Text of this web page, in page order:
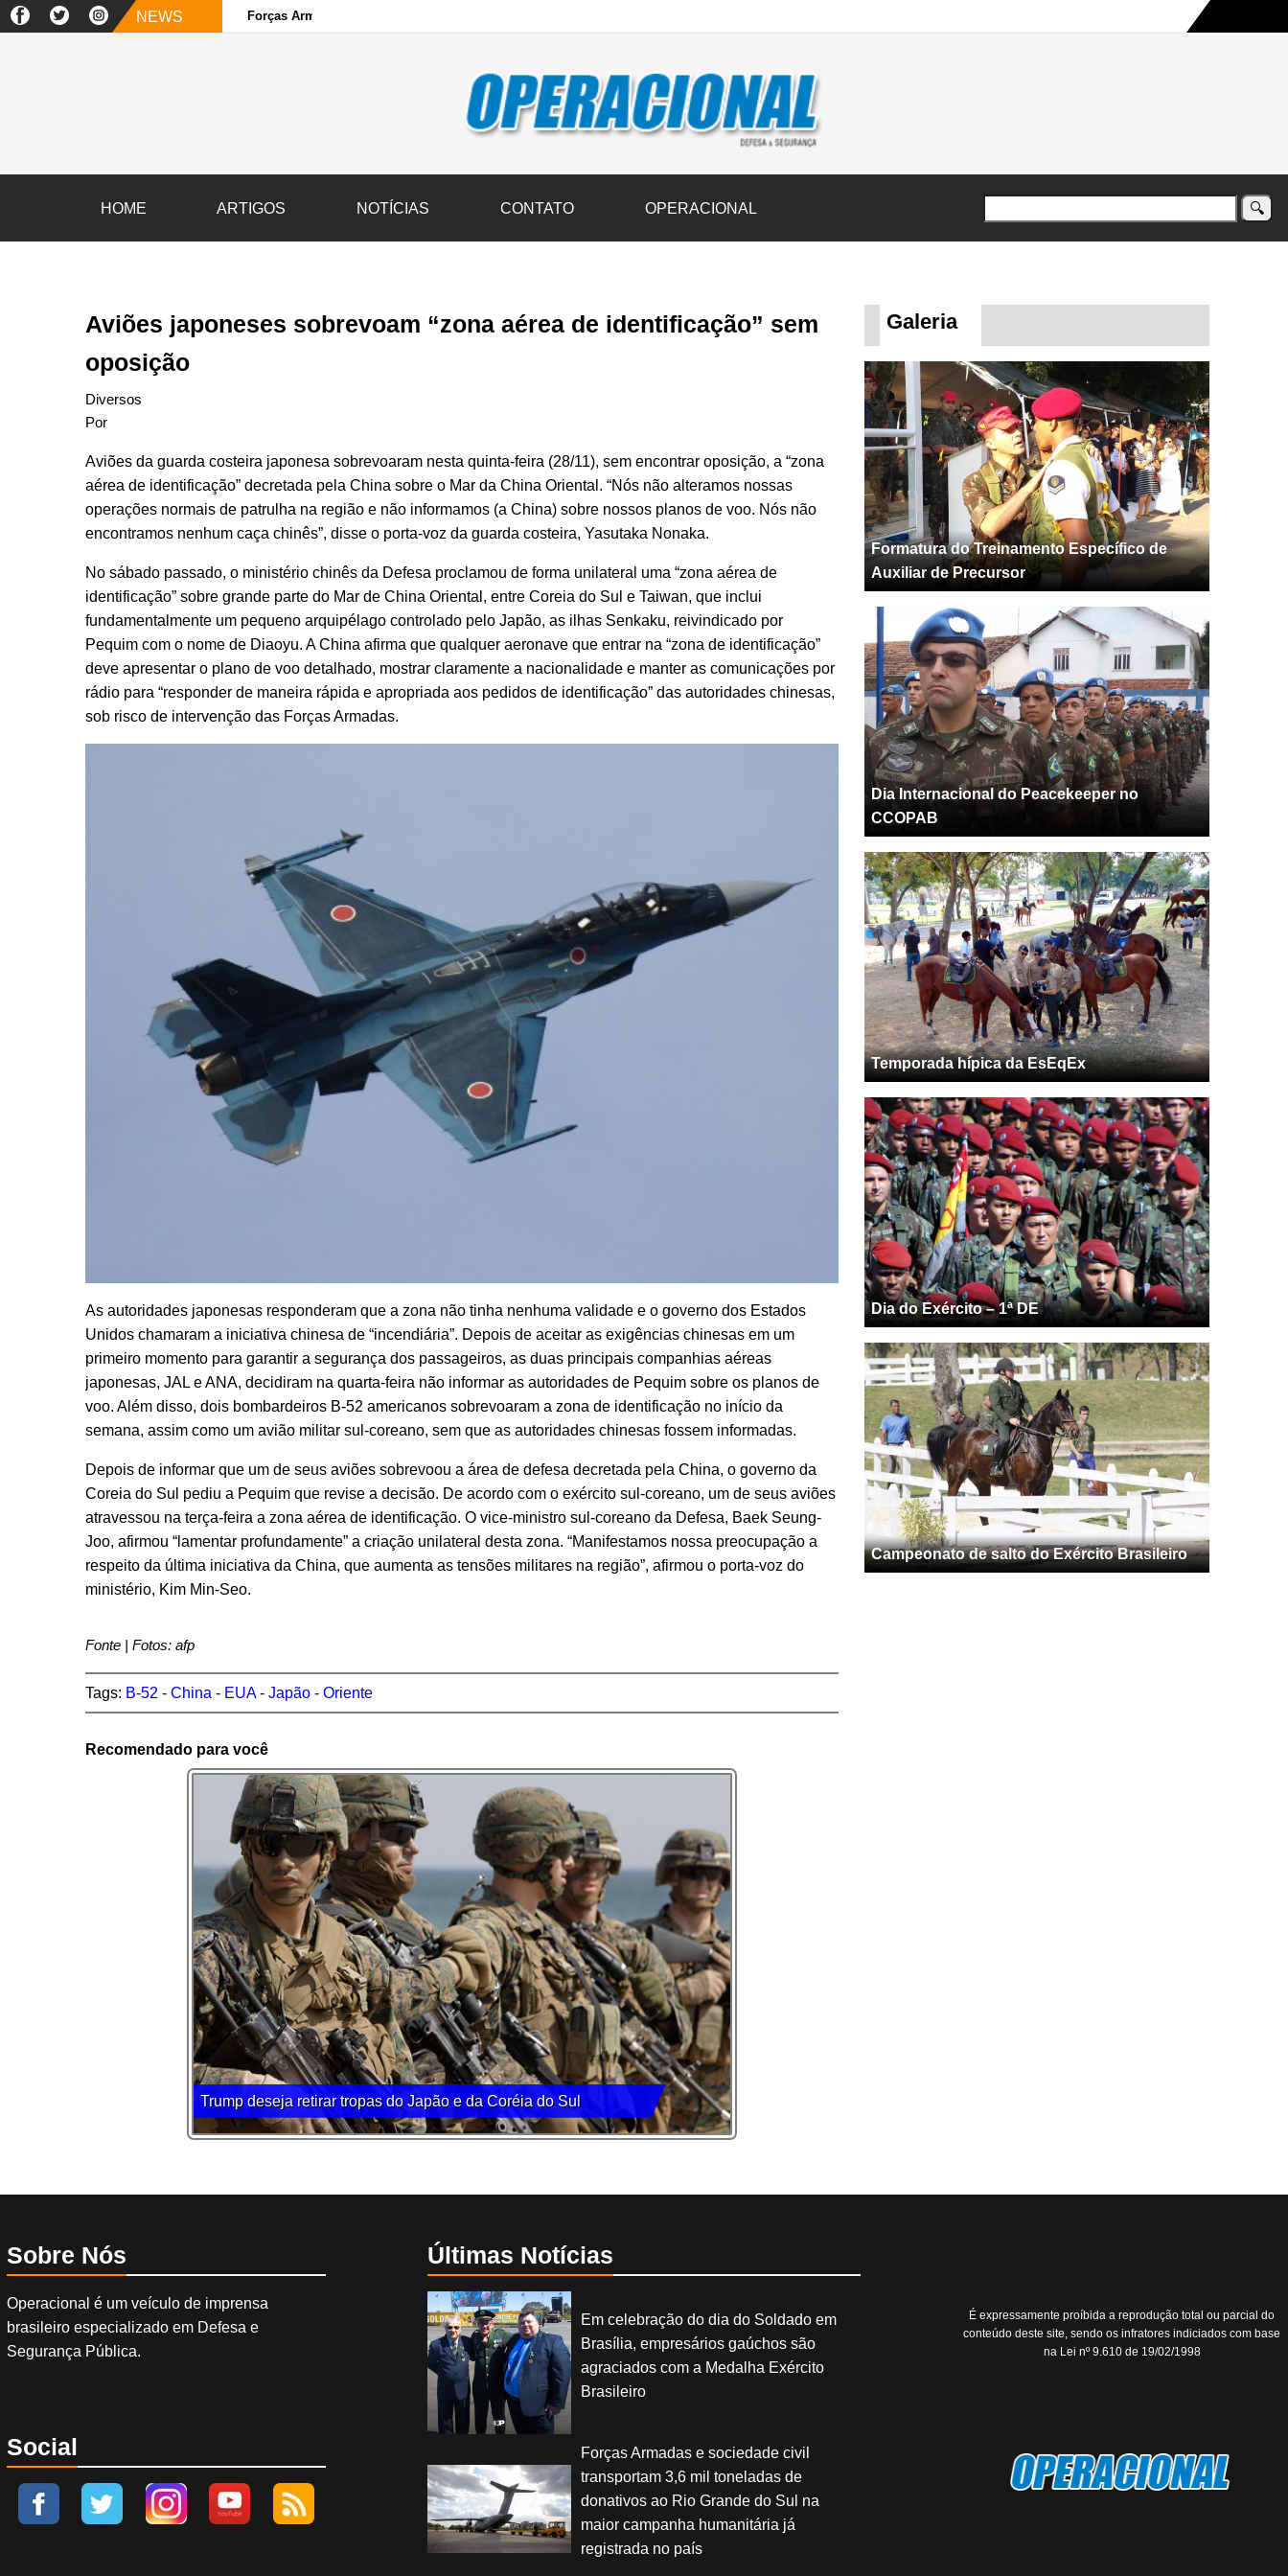
NEWS Forças Armadas e sociedade civil transportam 3,6 mil toneladas de donativos ao Rio Grande do Sul na maior campanha humanitária já registrada no país
HOME ARTIGOS NOTÍCIAS CONTATO OPERACIONAL
Aviões japoneses sobrevoam “zona aérea de identificação” sem
oposição
Diversos
Por
Aviões da guarda costeira japonesa sobrevoaram nesta quinta-feira (28/11), sem encontrar oposição, a “zona
aérea de identificação” decretada pela China sobre o Mar da China Oriental. “Nós não alteramos nossas
operações normais de patrulha na região e não informamos (a China) sobre nossos planos de voo. Nós não
encontramos nenhum caça chinês”, disse o porta-voz da guarda costeira, Yasutaka Nonaka.
No sábado passado, o ministério chinês da Defesa proclamou de forma unilateral uma “zona aérea de
identificação” sobre grande parte do Mar de China Oriental, entre Coreia do Sul e Taiwan, que inclui
fundamentalmente um pequeno arquipélago controlado pelo Japão, as ilhas Senkaku, reivindicado por
Pequim com o nome de Diaoyu. A China afirma que qualquer aeronave que entrar na “zona de identificação”
deve apresentar o plano de voo detalhado, mostrar claramente a nacionalidade e manter as comunicações por
rádio para “responder de maneira rápida e apropriada aos pedidos de identificação” das autoridades chinesas,
sob risco de intervenção das Forças Armadas.
As autoridades japonesas responderam que a zona não tinha nenhuma validade e o governo dos Estados
Unidos chamaram a iniciativa chinesa de “incendiária”. Depois de aceitar as exigências chinesas em um
primeiro momento para garantir a segurança dos passageiros, as duas principais companhias aéreas
japonesas, JAL e ANA, decidiram na quarta-feira não informar as autoridades de Pequim sobre os planos de
voo. Além disso, dois bombardeiros B-52 americanos sobrevoaram a zona de identificação no início da
semana, assim como um avião militar sul-coreano, sem que as autoridades chinesas fossem informadas.
Depois de informar que um de seus aviões sobrevoou a área de defesa decretada pela China, o governo da
Coreia do Sul pediu a Pequim que revise a decisão. De acordo com o exército sul-coreano, um de seus aviões
atravessou na terça-feira a zona aérea de identificação. O vice-ministro sul-coreano da Defesa, Baek Seung-
Joo, afirmou “lamentar profundamente” a criação unilateral desta zona. “Manifestamos nossa preocupação a
respeito da última iniciativa da China, que aumenta as tensões militares na região”, afirmou o porta-voz do
ministério, Kim Min-Seo.
Fonte | Fotos: afp
Tags: B-52 - China - EUA- Japão- Oriente
Recomendado para você
Trump deseja retirar tropas do Japão e da Coréia do Sul
Galeria
Formatura do Treinamento Específico de
Auxiliar de Precursor
Dia Internacional do Peacekeeper no
CCOPAB
Temporada hípica da EsEqEx
Dia do Exército – 1ª DE
Campeonato de salto do Exército Brasileiro
Sobre Nós
Operacional é um veículo de imprensa
brasileiro especializado em Defesa e
Segurança Pública.
Social
Últimas Notícias
Em celebração do dia do Soldado em
Brasília, empresários gaúchos são
agraciados com a Medalha Exército
Brasileiro
Forças Armadas e sociedade civil
transportam 3,6 mil toneladas de
donativos ao Rio Grande do Sul na
maior campanha humanitária já
registrada no país
É expressamente proíbida a reprodução total ou parcial do
conteúdo deste site, sendo os infratores indiciados com base
na Lei nº 9.610 de 19/02/1998